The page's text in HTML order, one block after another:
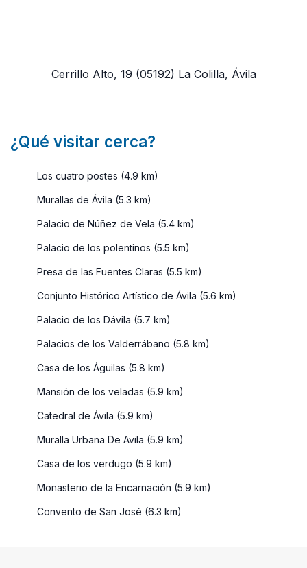
Cerrillo Alto, 19 (05192) La Colilla, Ávila
¿Qué visitar cerca?
Los cuatro postes (4.9 km)
Murallas de Ávila (5.3 km)
Palacio de Núñez de Vela (5.4 km)
Palacio de los polentinos (5.5 km)
Presa de las Fuentes Claras (5.5 km)
Conjunto Histórico Artístico de Ávila (5.6 km)
Palacio de los Dávila (5.7 km)
Palacios de los Valderrábano (5.8 km)
Casa de los Águilas (5.8 km)
Mansión de los veladas (5.9 km)
Catedral de Ávila (5.9 km)
Muralla Urbana De Avila (5.9 km)
Casa de los verdugo (5.9 km)
Monasterio de la Encarnación (5.9 km)
Convento de San José (6.3 km)